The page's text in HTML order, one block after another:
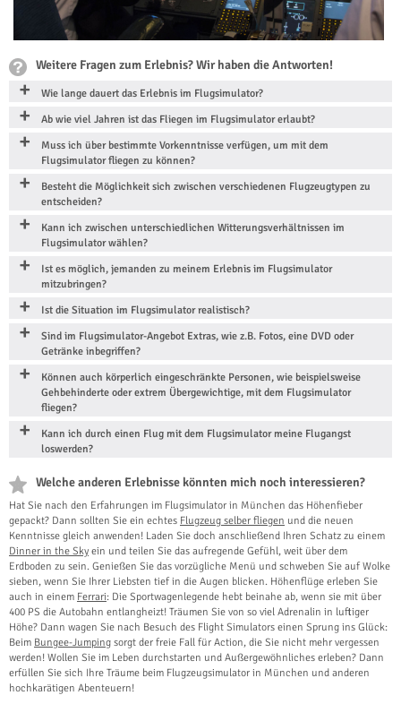
Weitere Fragen zum Erlebnis? Wir haben die Antworten!
Wie lange dauert das Erlebnis im Flugsimulator?
Ab wie viel Jahren ist das Fliegen im Flugsimulator erlaubt?
Muss ich über bestimmte Vorkenntnisse verfügen, um mit dem
Flugsimulator fliegen zu können?
Besteht die Möglichkeit sich zwischen verschiedenen Flugzeugtypen zu
entscheiden?
Kann ich zwischen unterschiedlichen Witterungsverhältnissen im
Flugsimulator wählen?
Ist es möglich, jemanden zu meinem Erlebnis im Flugsimulator
mitzubringen?
Ist die Situation im Flugsimulator realistisch?
Sind im Flugsimulator-Angebot Extras, wie z.B. Fotos, eine DVD oder
Getränke inbegriffen?
Können auch körperlich eingeschränkte Personen, wie beispielsweise
Gehbehinderte oder extrem Übergewichtige, mit dem Flugsimulator
fliegen?
Kann ich durch einen Flug mit dem Flugsimulator meine Flugangst
loswerden?
Welche anderen Erlebnisse könnten mich noch interessieren?
Hat Sie nach den Erfahrungen im Flugsimulator in München das Höhenfieber
gepackt? Dann sollten Sie ein echtes Flugzeug selber fliegen und die neuen
Kenntnisse gleich anwenden! Laden Sie doch anschließend Ihren Schatz zu einem
Dinner in the Sky ein und teilen Sie das aufregende Gefühl, weit über dem
Erdboden zu sein. Genießen Sie das vorzügliche Menü und schweben Sie auf Wolke
sieben, wenn Sie Ihrer Liebsten tief in die Augen blicken. Höhenflüge erleben Sie
auch in einem Ferrari: Die Sportwagenlegende hebt beinahe ab, wenn sie mit über
400 PS die Autobahn entlangheizt! Träumen Sie von so viel Adrenalin in luftiger
Höhe? Dann wagen Sie nach Besuch des Flight Simulators einen Sprung ins Glück:
Beim Bungee-Jumping sorgt der freie Fall für Action, die Sie nicht mehr vergessen
werden! Wollen Sie im Leben durchstarten und Außergewöhnliches erleben? Dann
erfüllen Sie sich Ihre Träume beim Flugzeugsimulator in München und anderen
hochkarätigen Abenteuern!